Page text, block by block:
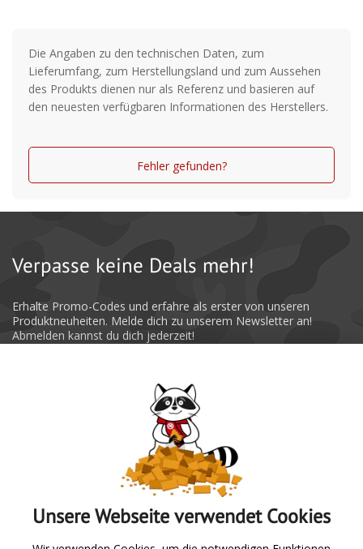
Carbon-Bremssystem
Sehr langsames Wormshaft-Getriebe
Die Angaben zu den technischen Daten, zum
Lieferumfang, zum Herstellungsland und zum Aussehen
des Produkts dienen nur als Referenz und basieren auf
den neuesten verfügbaren Informationen des Herstellers.
Fehler gefunden?
Verpasse keine Deals mehr!
Erhalte Promo-Codes und erfahre als erster von unseren
Produktneuheiten. Melde dich zu unserem Newsletter an!
Abmelden kannst du dich jederzeit!
Absenden
Unsere Webseite verwendet Cookies